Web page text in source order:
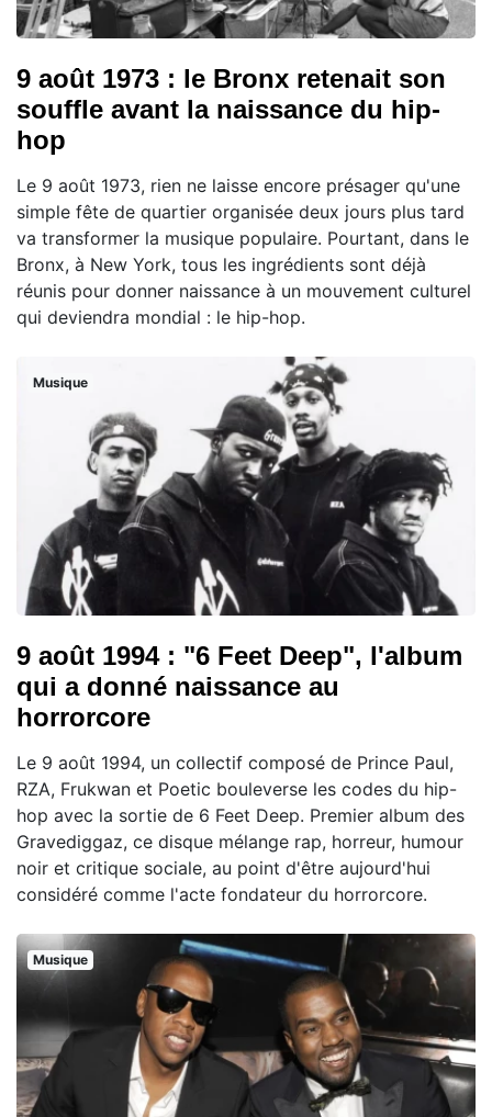
9 août 1973 : le Bronx retenait son
souffle avant la naissance du hip-
hop
Le 9 août 1973, rien ne laisse encore présager qu'une
simple fête de quartier organisée deux jours plus tard
va transformer la musique populaire. Pourtant, dans le
Bronx, à New York, tous les ingrédients sont déjà
réunis pour donner naissance à un mouvement culturel
qui deviendra mondial : le hip-hop.
Musique
9 août 1994 : "6 Feet Deep", l'album
qui a donné naissance au
horrorcore
Le 9 août 1994, un collectif composé de Prince Paul,
RZA, Frukwan et Poetic bouleverse les codes du hip-
hop avec la sortie de 6 Feet Deep. Premier album des
Gravediggaz, ce disque mélange rap, horreur, humour
noir et critique sociale, au point d'être aujourd'hui
considéré comme l'acte fondateur du horrorcore.
Musique